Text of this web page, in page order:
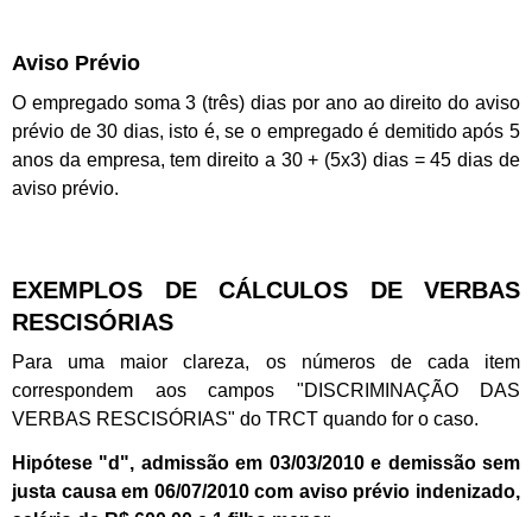
Aviso Prévio
O empregado soma 3 (três) dias por ano ao direito do aviso
prévio de 30 dias, isto é, se o empregado é demitido após 5
anos da empresa, tem direito a 30 + (5x3) dias = 45 dias de
aviso prévio.
EXEMPLOS DE CÁLCULOS DE VERBAS
RESCISÓRIAS
Para uma maior clareza, os números de cada item
correspondem aos campos "DISCRIMINAÇÃO DAS
VERBAS RESCISÓRIAS" do TRCT quando for o caso.
Hipótese "d", admissão em 03/03/2010 e demissão sem
justa causa em 06/07/2010 com aviso prévio indenizado,